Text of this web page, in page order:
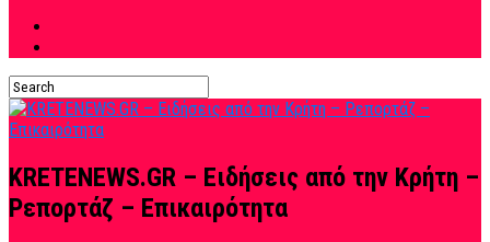
KRETENEWS.GR – Ειδήσεις από την Κρήτη –
Ρεπορτάζ – Επικαιρότητα